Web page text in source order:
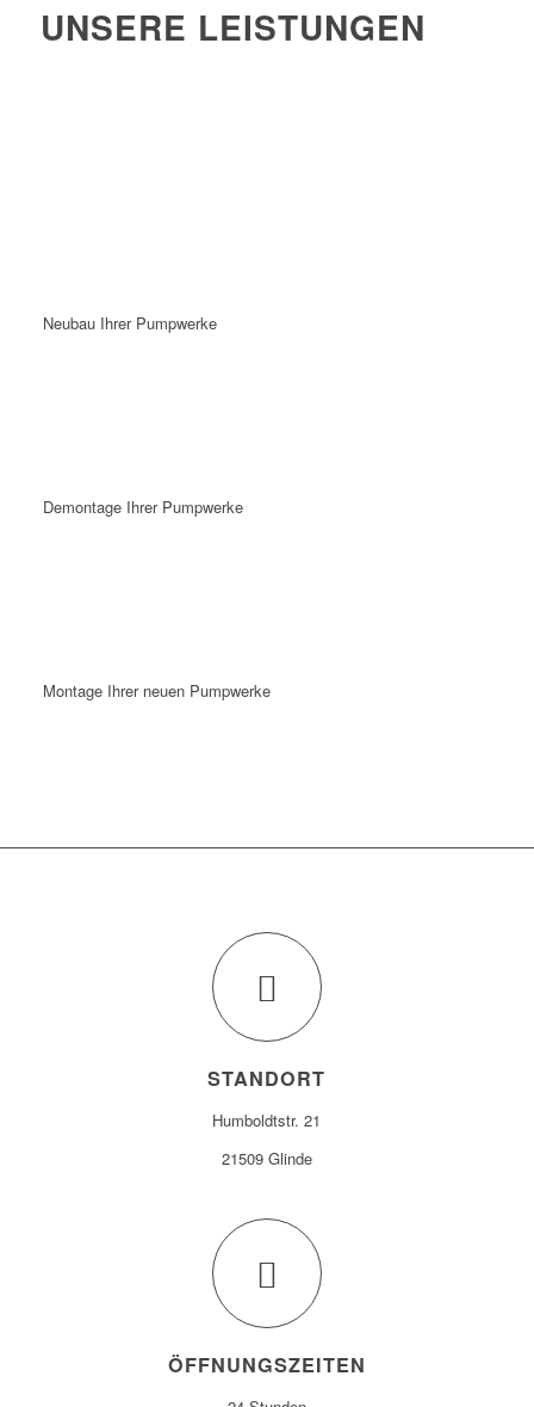
UNSERE LEISTUNGEN
Neubau Ihrer Pumpwerke
Demontage Ihrer Pumpwerke
Montage Ihrer neuen Pumpwerke
STANDORT
Humboldtstr. 21
21509 Glinde
ÖFFNUNGSZEITEN